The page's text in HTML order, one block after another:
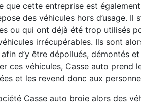
que cette entreprise est
des véhicules hors d’usage. Il
ou qui ont déjà été trop utilisés
irrécupérables. Ils sont
d’y être dépollués, démontés
ces véhicules, Casse auto prend
et les revend donc aux
Casse auto broie alors des